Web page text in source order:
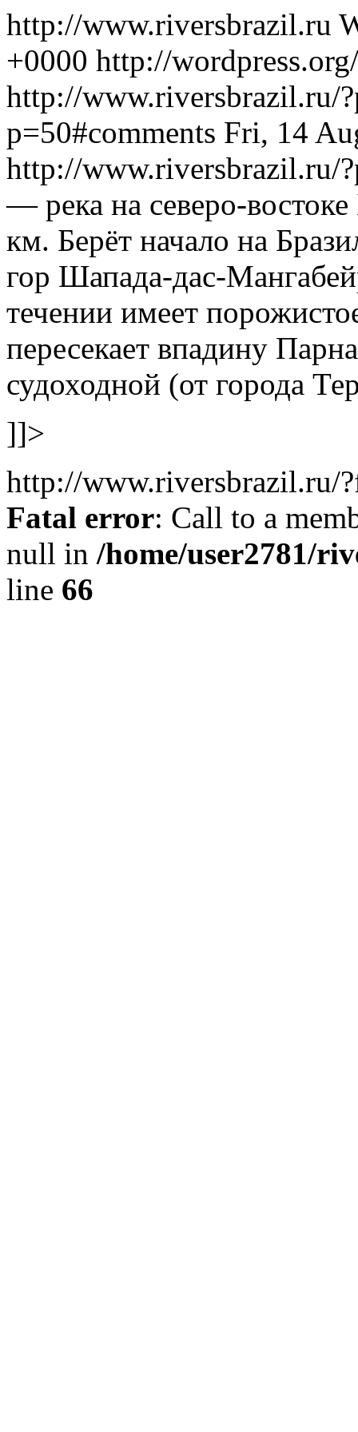
http://www.riversbrazil.ru
+0000 http://
http://www.riversbrazil.ru/
p=50#comments Fri, 14
http://www.riversbrazil.ru/
— река на северо-
км. Берёт начало на
гор Шапада-дас-
течении имеет
пересекает впадину
судоходной (от города
]]>
http://www.riversbrazil.ru/
Fatal error: Call to a
null in /home/user2781/
line 66